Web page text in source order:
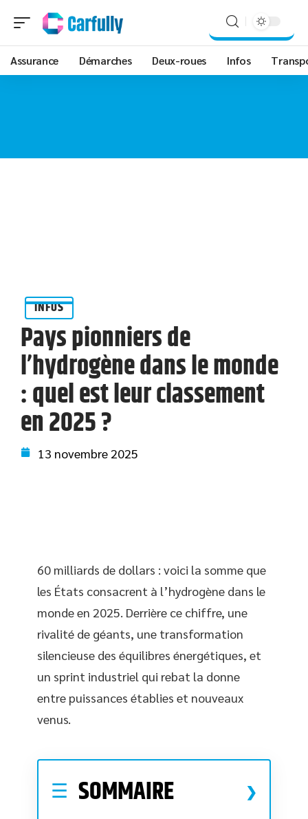
Assurance Démarches Deux-roues Infos
INFOS
Pays pionniers de
l’hydrogène dans le monde
: quel est leur classement
en 2025 ?
13 novembre 2025
60 milliards de dollars : voici la somme que
les États consacrent à l’hydrogène dans le
monde en 2025. Derrière ce chiffre, une
rivalité de géants, une transformation
silencieuse des équilibres énergétiques, et
un sprint industriel qui rebat la donne
entre puissances établies et nouveaux
venus.
SOMMAIRE